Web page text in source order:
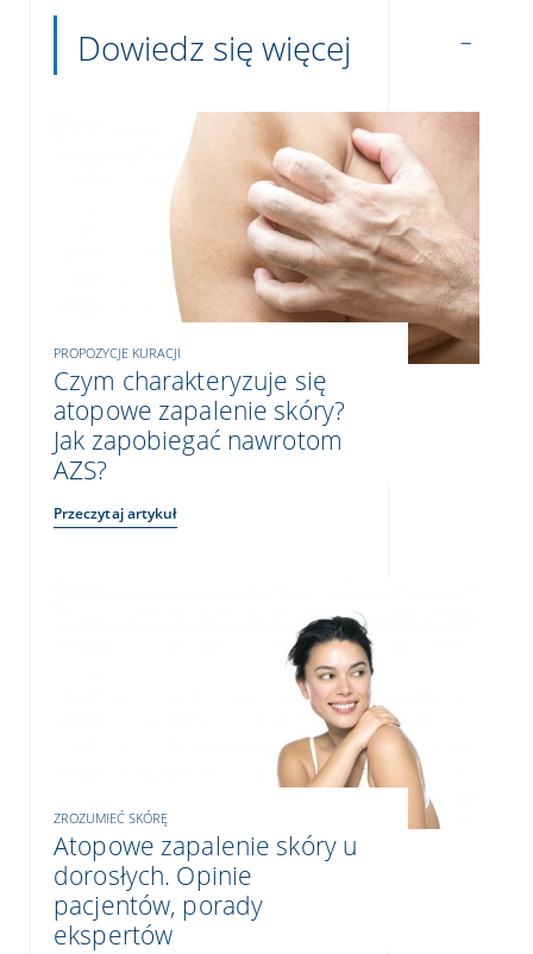
Dowiedz się więcej
PROPOZYCJE KURACJI
Czym charakteryzuje się
atopowe zapalenie skóry?
Jak zapobiegać nawrotom
AZS?
Przeczytaj artykuł
ZROZUMIEĆ SKÓRĘ
Atopowe zapalenie skóry u
dorosłych. Opinie
pacjentów, porady
ekspertów